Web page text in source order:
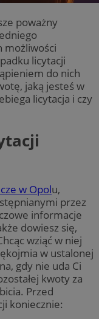
poważny
możliwości
licytacji
do nich
jaką jesteś w
licytacja i czy
w Opolu,
przez
informacje
dowiesz się,
wziąć w niej
w ustalonej
gdy nie uda Ci
kwoty za
Przed
koniecznie: